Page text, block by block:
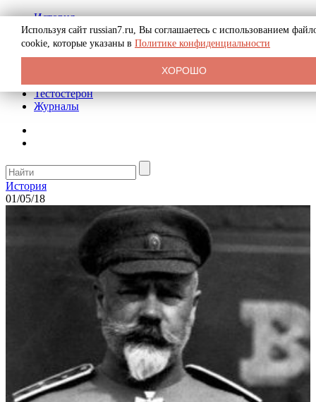
История
Биография
Криминал
Реклама на сайте
Тестостерон
Журналы
История
01/05/18
Используя сайт russian7.ru, Вы соглашаетесь с использованием
cookie, которые указаны в Политике конфиденциальности
ХОРОШО